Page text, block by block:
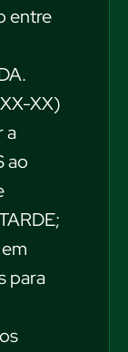
entre
XX)
a
ao
para